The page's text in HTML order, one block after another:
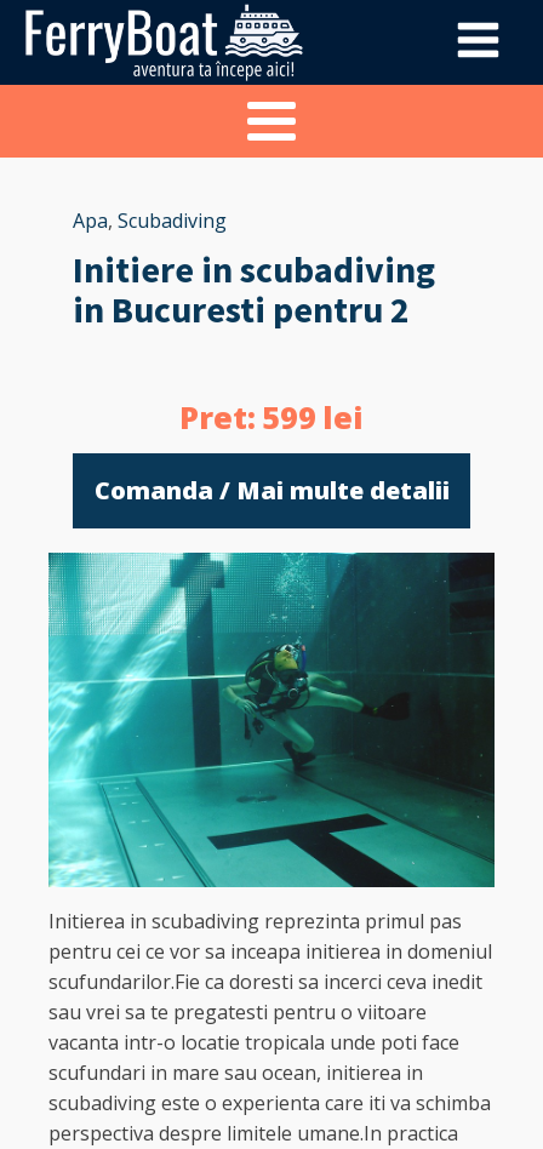
Apa, Scubadiving
Initiere in scubadiving
in Bucuresti pentru 2
Pret: 599 lei
Comanda / Mai multe detalii
Initierea in scubadiving reprezinta primul pas
pentru cei ce vor sa inceapa initierea in domeniul
scufundarilor.Fie ca doresti sa incerci ceva inedit
sau vrei sa te pregatesti pentru o viitoare
vacanta intr-o locatie tropicala unde poti face
scufundari in mare sau ocean, initierea in
scubadiving este o experienta care iti va schimba
perspectiva despre limitele umane.In practica